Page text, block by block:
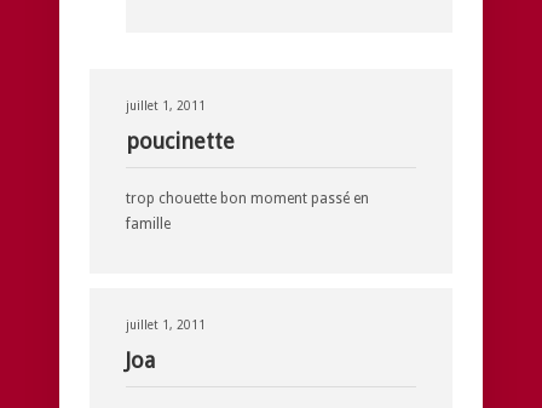
juillet 1, 2011
poucinette
trop chouette bon moment passé en
famille
juillet 1, 2011
Joa